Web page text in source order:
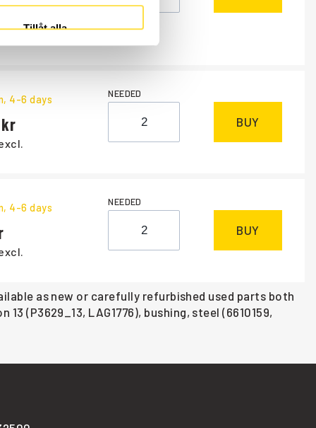
Tillåt alla
, 4-6 days NEEDED
BUY
, 4-6 days NEEDED
BUY
as new or carefully refurbished used parts both
(P3629_13, LAG1776), bushing, steel (6610159,